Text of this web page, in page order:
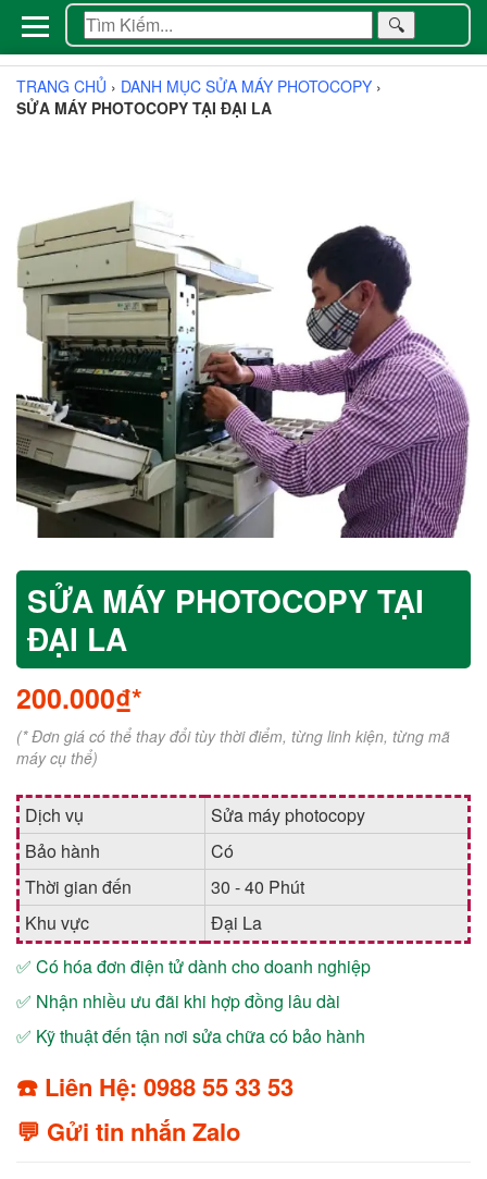
🔍
TRANG CHỦ › DANH MỤC SỬA MÁY PHOTOCOPY ›
SỬA MÁY PHOTOCOPY TẠI ĐẠI LA
SỬA MÁY PHOTOCOPY TẠI
ĐẠI LA
200.000₫*
(* Đơn giá có thể thay đổi tùy thời điểm, từng linh kiện, từng mã
máy cụ thể)
Dịch vụ
Sửa máy photocopy
Bảo hành
Có
Thời gian đến
30 - 40 Phút
Khu vực
Đại La
✅ Có hóa đơn điện tử dành cho doanh nghiệp
✅ Nhận nhiều ưu đãi khi hợp đồng lâu dài
✅ Kỹ thuật đến tận nơi sửa chữa có bảo hành
☎️ Liên Hệ: 0988 55 33 53
💬 Gửi tin nhắn Zalo